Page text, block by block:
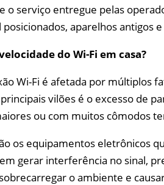
o serviço entregue pelas
posicionados, aparelhos
do Wi-Fi em casa?
Wi-Fi é afetada por múltiplos
vilões é o excesso de
ou com muitos cômodos
os equipamentos eletrônicos
gerar interferência no sinal,
o ambiente e